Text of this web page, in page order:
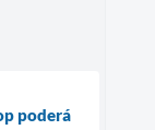
poderá